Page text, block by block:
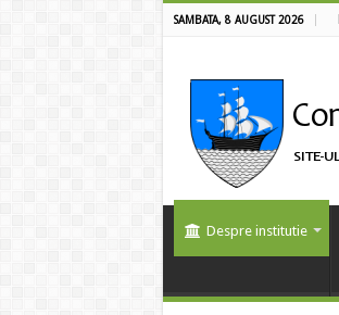
SAMBATA, 8 AUGUST 2026
Despre institutie